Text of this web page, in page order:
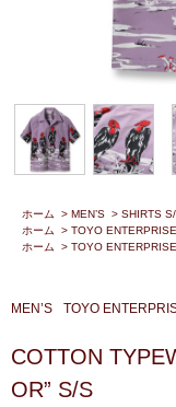
ホーム > MEN’S > SHIRTS
ホーム
> TOYO ENTERPRISE
ホーム
> TOYO ENTERPRISE
MEN’S TOYO
COTTON
OR” S/S